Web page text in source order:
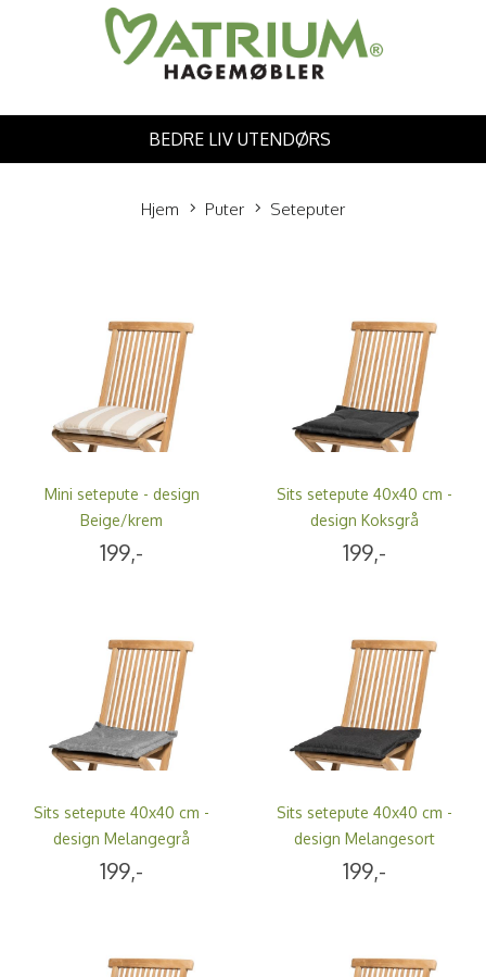
BEDRE LIV UTENDØRS
Hjem Puter Seteputer
Mini setepute - design
Beige/krem
199,-
Sits setepute 40x40 cm -
design Koksgrå
199,-
Sits setepute 40x40 cm -
design Melangegrå
199,-
Sits setepute 40x40 cm -
design Melangesort
199,-